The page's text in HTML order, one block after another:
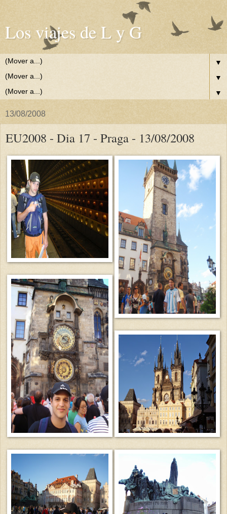
Los viajes de L y G
▼
▼
▼
13/08/2008
EU2008 - Dia 17 - Praga - 13/08/2008